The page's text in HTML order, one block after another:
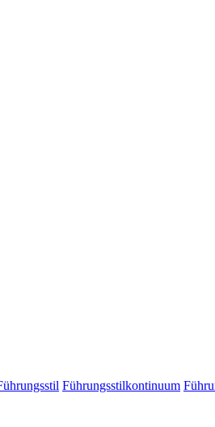
Führungsstilkontinuum